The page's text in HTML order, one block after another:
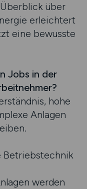
über
erleichtert
eine bewusste
Jobs in der
hohe
Anlagen
Betriebstechnik
werden